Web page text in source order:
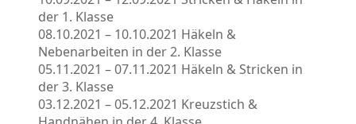
der 1. Klasse
08.10.2021 – 10.10.2021 Häkeln &
Nebenarbeiten in der 2. Klasse
05.11.2021 – 07.11.2021 Häkeln & Stricken in
der 3. Klasse
03.12.2021 – 05.12.2021 Kreuzstich &